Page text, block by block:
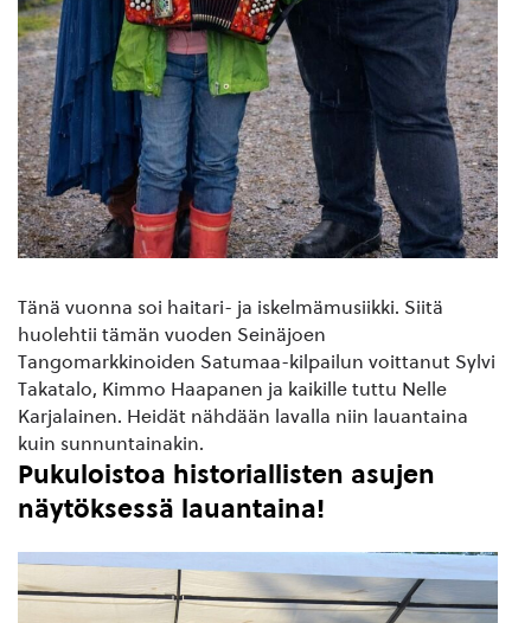
Tänä vuonna soi haitari- ja iskelmämusiikki. Siitä
huolehtii tämän vuoden Seinäjoen
Tangomarkkinoiden Satumaa-kilpailun voittanut Sylvi
Takatalo, Kimmo Haapanen ja kaikille tuttu Nelle
Karjalainen. Heidät nähdään lavalla niin lauantaina
kuin sunnuntainakin.
Pukuloistoa historiallisten asujen
näytöksessä lauantaina!